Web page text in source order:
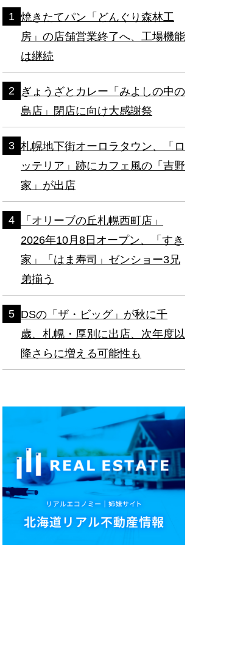
焼きたてパン「どんぐり森林工
房」の店舗営業終了へ、工場機能
は継続
ぎょうざとカレー「みよしの中の
島店」閉店に向け大感謝祭
札幌地下街オーロラタウン、「ロ
ッテリア」跡にカフェ風の「吉野
家」が出店
「オリーブの丘札幌西町店」
2026年10月8日オープン、「すき
家」「はま寿司」ゼンショー3兄
弟揃う
DSの「ザ・ビッグ」が秋に千
歳、札幌・厚別に出店、次年度以
降さらに増える可能性も